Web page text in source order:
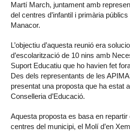
Martí March, juntament amb
del centres d’infantil i primària
Manacor.
L’objectiu d’aquesta reunió era
d’escolarització de 10 nins amb
Suport Educatiu que ho havien fet
Des dels representants de les
presentat una proposta que ha estat
Conselleria d’Educació.
Aquesta proposta es basa en
centres del municipi, el Molí d’en